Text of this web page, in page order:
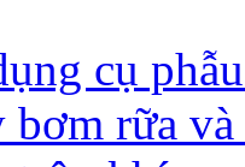
cụ
bơm rữa